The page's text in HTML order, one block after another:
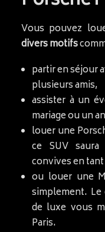
Vous pouvez
divers motifs
partir en séjour
plusieurs amis,
assister à un
mariage ou un
louer une
ce SUV
convives en
ou louer une
simplement.
de luxe vous
Paris.